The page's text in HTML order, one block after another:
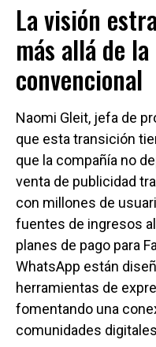
La visión
más allá de
convencional
Naomi Gleit, jefa de
que esta transición
que la compañía no
venta de publicidad
con millones de
fuentes de ingresos
planes de pago para
WhatsApp están
herramientas de
fomentando una
comunidades